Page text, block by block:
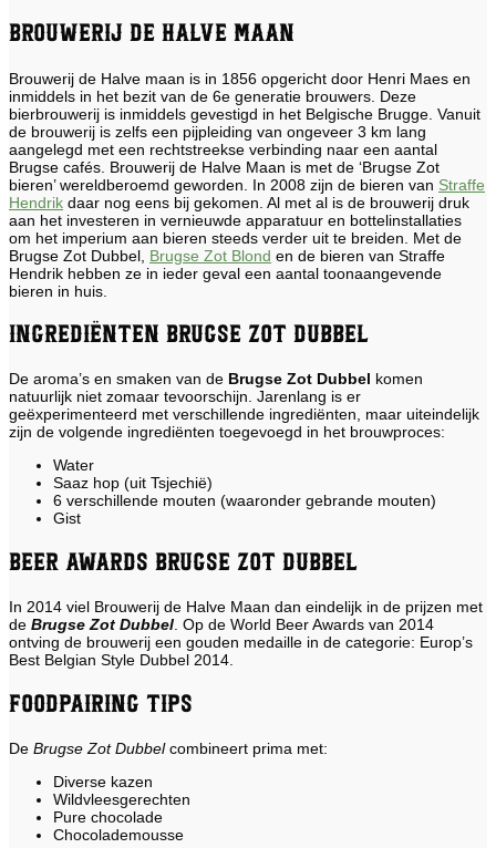
Brouwerij de Halve Maan
Brouwerij de Halve maan is in 1856 opgericht door Henri Maes en
inmiddels in het bezit van de 6e generatie brouwers. Deze
bierbrouwerij is inmiddels gevestigd in het Belgische Brugge. Vanuit
de brouwerij is zelfs een pijpleiding van ongeveer 3 km lang
aangelegd met een rechtstreekse verbinding naar een aantal
Brugse cafés. Brouwerij de Halve Maan is met de ‘Brugse Zot
bieren’ wereldberoemd geworden. In 2008 zijn de bieren van Straffe
Hendrik daar nog eens bij gekomen. Al met al is de brouwerij druk
aan het investeren in vernieuwde apparatuur en bottelinstallaties
om het imperium aan bieren steeds verder uit te breiden. Met de
Brugse Zot Dubbel, Brugse Zot Blond en de bieren van Straffe
Hendrik hebben ze in ieder geval een aantal toonaangevende
bieren in huis.
Ingrediënten Brugse Zot Dubbel
De aroma’s en smaken van de Brugse Zot Dubbel komen
natuurlijk niet zomaar tevoorschijn. Jarenlang is er
geëxperimenteerd met verschillende ingrediënten, maar uiteindelijk
zijn de volgende ingrediënten toegevoegd in het brouwproces:
Water
Saaz hop (uit Tsjechië)
6 verschillende mouten (waaronder gebrande mouten)
Gist
Beer Awards Brugse Zot Dubbel
In 2014 viel Brouwerij de Halve Maan dan eindelijk in de prijzen met
de Brugse Zot Dubbel. Op de World Beer Awards van 2014
ontving de brouwerij een gouden medaille in de categorie: Europ’s
Best Belgian Style Dubbel 2014.
Foodpairing tips
De Brugse Zot Dubbelcombineert prima met:
Diverse kazen
Wildvleesgerechten
Pure chocolade
Chocolademousse